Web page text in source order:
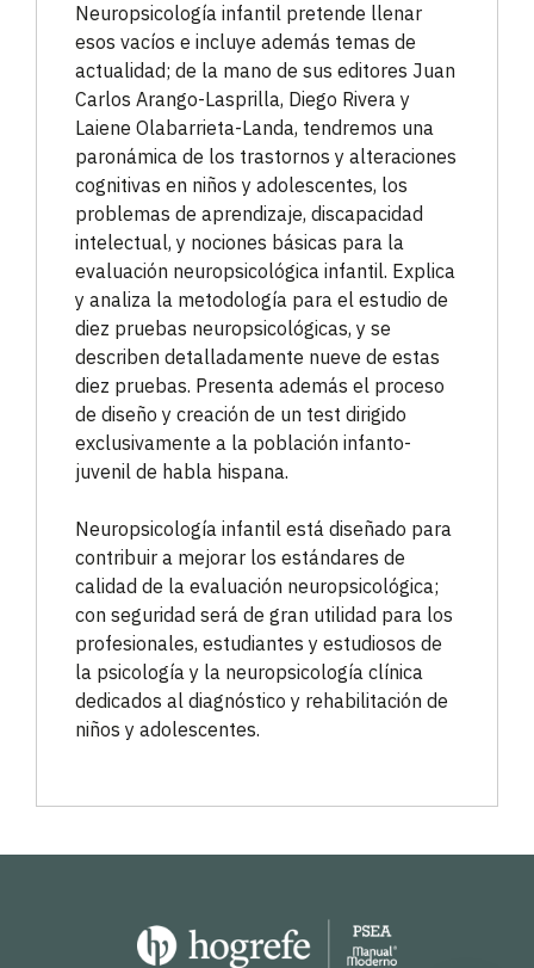
Neuropsicología infantil pretende llenar
esos vacíos e incluye además temas de
actualidad; de la mano de sus editores Juan
Carlos Arango-Lasprilla, Diego Rivera y
Laiene Olabarrieta-Landa, tendremos una
paronámica de los trastornos y alteraciones
cognitivas en niños y adolescentes, los
problemas de aprendizaje, discapacidad
intelectual, y nociones básicas para la
evaluación neuropsicológica infantil. Explica
y analiza la metodología para el estudio de
diez pruebas neuropsicológicas, y se
describen detalladamente nueve de estas
diez pruebas. Presenta además el proceso
de diseño y creación de un test dirigido
exclusivamente a la población infanto-
juvenil de habla hispana.
Neuropsicología infantil está diseñado para
contribuir a mejorar los estándares de
calidad de la evaluación neuropsicológica;
con seguridad será de gran utilidad para los
profesionales, estudiantes y estudiosos de
la psicología y la neuropsicología clínica
dedicados al diagnóstico y rehabilitación de
niños y adolescentes.